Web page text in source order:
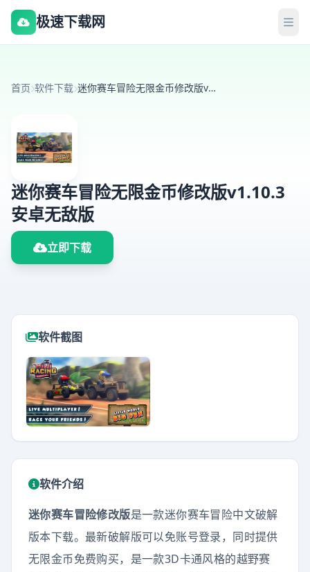
极速下载网
首页 软件下载 迷你赛车冒险无限金币修改版v1.10.3 安卓无敌版
迷你赛车冒险无限金币修改版v1.10.3
安卓无敌版
立即下载
软件截图
软件介绍
迷你赛车冒险修改版是一款迷你赛车冒险中文破解
版本下载。最新破解版可以免账号登录，同时提供
无限金币免费购买， 是一款3D卡通风格的越野赛